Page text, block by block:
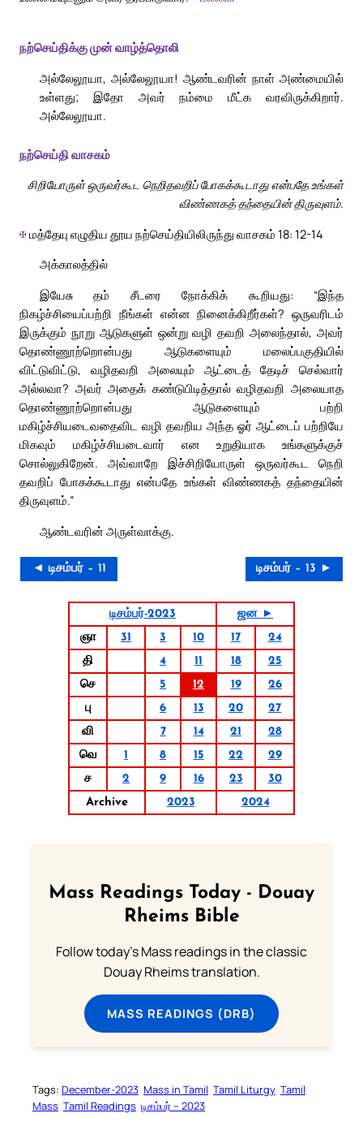
நற்செய்திக்கு முன் வாழ்த்தொலி
அல்லேலூயா, அல்லேலூயா! ஆண்டவரின் நாள் அண்மையில்
உள்ளது; இதோ அவர் நம்மை மீட்க வரவிருக்கிறார்.
அல்லேலூயா.
நற்செய்தி வாசகம்
சிறியோருள் ஒருவர்கூட நெறிதவறிப் போகக்கூடாது என்பதே உங்கள்
விண்ணகத் தந்தையின் திருவுளம்.
✠மத்தேயு எழுதிய தூய நற்செய்தியிலிருந்து வாசகம் 18: 12-14
அக்காலத்தில்
இயேசு தம் சீடரை நோக்கிக் கூறியது: “இந்த
நிகழ்ச்சியைப்பற்றி நீங்கள் என்ன நினைக்கிறீர்கள்? ஒருவரிடம்
இருக்கும் நூறு ஆடுகளுள் ஒன்று வழி தவறி அலைந்தால், அவர்
தொண்ணூற்றொன்பது ஆடுகளையும் மலைப்பகுதியில்
விட்டுவிட்டு, வழிதவறி அலையும் ஆட்டைத் தேடிச் செல்வார்
அல்லவா? அவர் அதைக் கண்டுபிடித்தால் வழிதவறி அலையாத
தொண்ணூற்றொன்பது ஆடுகளையும் பற்றி
மகிழ்ச்சியடைவதைவிட வழி தவறிய அந்த ஓர் ஆட்டைப் பற்றியே
மிகவும் மகிழ்ச்சியடைவார் என உறுதியாக உங்களுக்குச்
சொல்லுகிறேன். அவ்வாறே இச்சிறியோருள் ஒருவர்கூட நெறி
தவறிப் போகக்கூடாது என்பதே உங்கள் விண்ணகத் தந்தையின்
திருவுளம்.”
ஆண்டவரின் அருள்வாக்கு.
◄ டிசம்பர் – 11 டிசம்பர் – 13 ►
டிசம்பர்-2023
ஜன ►
ஞா
31 3 10 17
24
தி
4 11 18
25
செ
5 12 19
26
பு
6 13 20
27
வி
7 14 21
28
வெ
1 8 15 22
29
ச
2 9 16 23
30
Archive
2023 2024
Mass Readings Today - Douay
Rheims Bible
Follow today's Mass readings in the classic
Douay Rheims translation.
MASS READINGS (DRB)
Tags: December-2023 Mass in Tamil Tamil Liturgy Tamil
Mass Tamil Readings டிசம்பர் – 2023